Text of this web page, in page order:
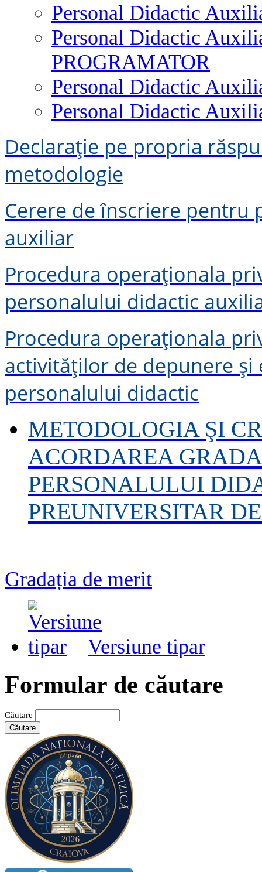
Personal Didactic
Personal Didactic
PROGRAMATOR
Personal Didactic
Personal Didactic
Declarație pe propria
metodologie
Cerere de înscriere pentru
auxiliar
Procedura operaţionala
personalului didactic
Procedura operaţionala
activităților de depunere și
personalului didactic
METODOLOGIA ŞI
ACORDAREA
PERSONALULUI
PREUNIVERSITAR
Gradația de merit
Versiune tipar
Formular de căutare
Căutare